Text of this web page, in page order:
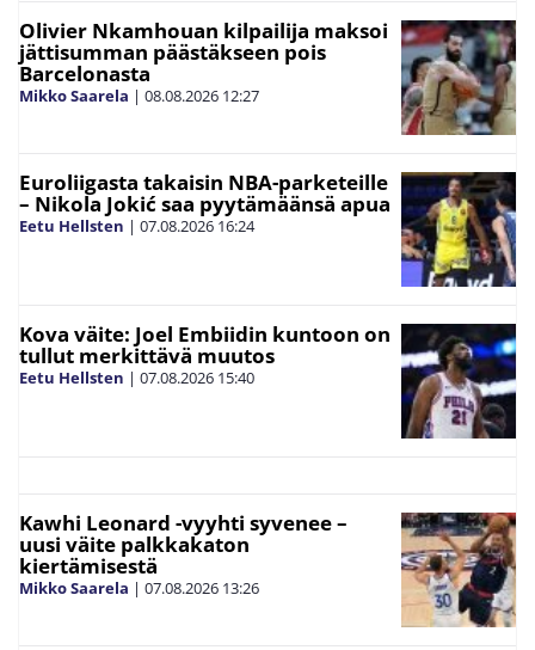
Olivier Nkamhouan kilpailija maksoi
jättisumman päästäkseen pois
Barcelonasta
Mikko Saarela | 08.08.2026 12:27
Euroliigasta takaisin NBA-parketeille
– Nikola Jokić saa pyytämäänsä apua
Eetu Hellsten | 07.08.2026 16:24
Kova väite: Joel Embiidin kuntoon on
tullut merkittävä muutos
Eetu Hellsten | 07.08.2026 15:40
Kawhi Leonard -vyyhti syvenee –
uusi väite palkkakaton
kiertämisestä
Mikko Saarela | 07.08.2026 13:26